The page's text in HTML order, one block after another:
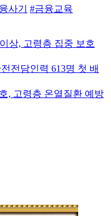
사기
#금융교육
상, 고령층 집중 보호
전담인력 613명 첫 배
, 고령층 온열질환 예방